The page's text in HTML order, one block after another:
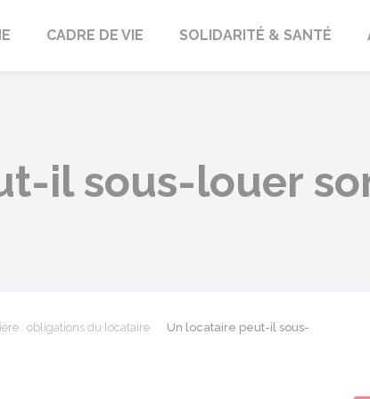
CADRE DE VIE SOLIDARITÉ & SANTÉ
il sous-louer
: obligations du locataire
Un locataire peut-il sous-